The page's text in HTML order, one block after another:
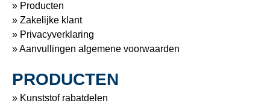
» Producten
» Zakelijke klant
» Privacyverklaring
» Aanvullingen algemene voorwaarden
PRODUCTEN
» Kunststof rabatdelen